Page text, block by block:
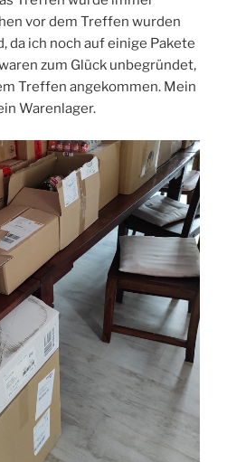
vor dem Treffen wurden
da ich noch auf einige Pakete
zum Glück unbegründet,
Treffen angekommen. Mein
Warenlager.